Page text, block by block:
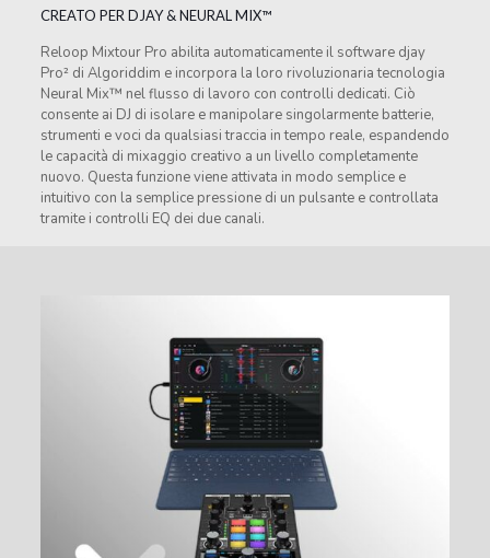
CREATO PER DJAY & NEURAL MIX™
Reloop Mixtour Pro abilita automaticamente il software djay
Pro² di Algoriddim e incorpora la loro rivoluzionaria tecnologia
Neural Mix™ nel flusso di lavoro con controlli dedicati. Ciò
consente ai DJ di isolare e manipolare singolarmente batterie,
strumenti e voci da qualsiasi traccia in tempo reale, espandendo
le capacità di mixaggio creativo a un livello completamente
nuovo. Questa funzione viene attivata in modo semplice e
intuitivo con la semplice pressione di un pulsante e controllata
tramite i controlli EQ dei due canali.